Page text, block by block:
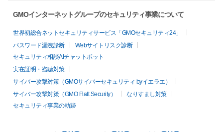
GMOインターネットグループのセキュリティ事業について
世界初総合ネットセキュリティサービス「GMOセキュリティ24」
パスワード漏洩診断
Webサイトリスク診断
セキュリティ相談AIチャットボット
実在証明・盗聴対策
サイバー攻撃対策（GMOサイバーセキュリティ byイエラエ）
サイバー攻撃対策（GMO Flatt Security）
なりすまし対策
セキュリティ事業の軌跡